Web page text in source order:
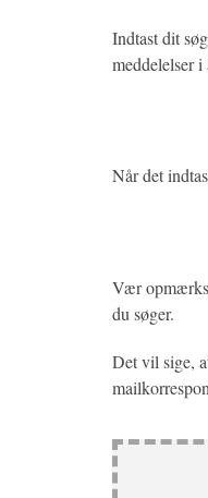
Indtast dit
meddelelser i
Når det
Vær
du søger.
Det vil sige,